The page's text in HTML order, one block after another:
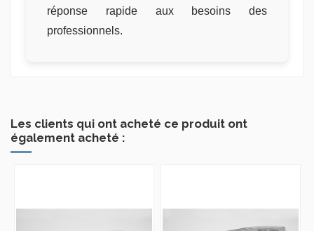
réponse rapide aux besoins des
professionnels.
Les clients qui ont acheté ce produit ont
également acheté :